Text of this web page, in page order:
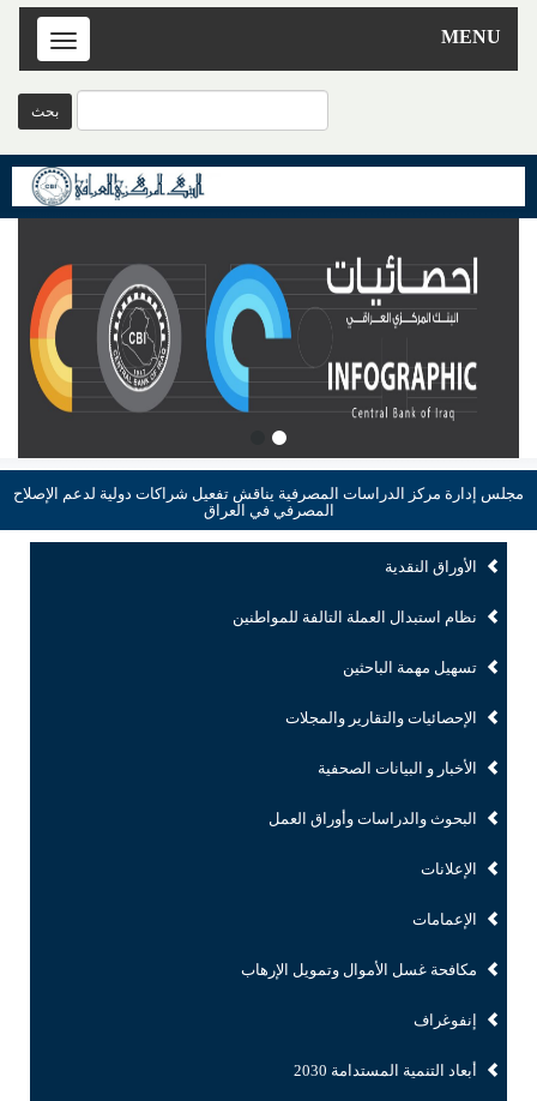
MENU
Toggle
مجلس إدارة مركز الدراسات المصرفية يناقش تفعيل شراكات دولية لدعم الإصلاح
المصرفي في العراق
الأوراق النقدية
نظام استبدال العملة التالفة للمواطنين
تسهيل مهمة الباحثين
الإحصائيات والتقارير والمجلات
الأخبار و البيانات الصحفية
البحوث والدراسات وأوراق العمل
الإعلانات
الإعمامات
مكافحة غسل الأموال وتمويل الإرهاب
إنفوغراف
أبعاد التنمية المستدامة 2030